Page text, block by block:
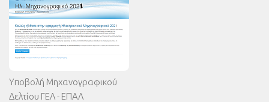
Υποβολή Μηχανογραφικού
Δελτίου ΓΕΛ - ΕΠΑΛ